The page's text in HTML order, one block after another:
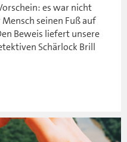
es war nicht
seinen Fuß auf
Beweis liefert unsere
Schärlock Brill